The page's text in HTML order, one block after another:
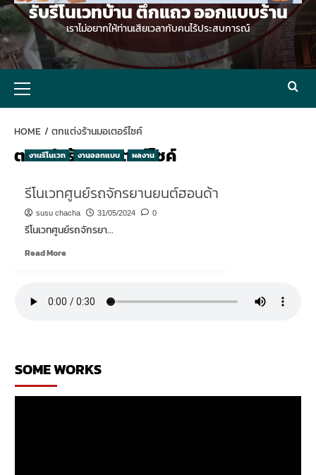
รับรีโนเวทบ้าน ตึกแถว ออกแบบร้าน
เราไม่อยากให้ท่านเสียเวลากับคนไร้ประสบการณ์
Menu
HOME ตกแต่งร้านมอเตอร์ไซค์
ตกแต่งร้านมอเตอร์ไซค์
งานรีโนเวท งานออกแบบ ผลงาน
รีโนเวทศูนย์รถจักรยานยนต์ฮอนด้า
susu chacha 31/05/2024 0
รีโนเวทศูนย์รถจักรยา...
Read MoreRead
โน
ยาน
ฮอนด้า
SOME WORKS